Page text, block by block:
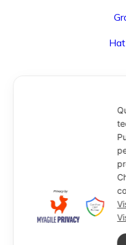
Via Degli Speziali,
40050 Funo
+39